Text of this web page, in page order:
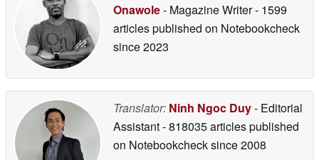
Onawole- Magazine Writer- 1599
articles published on Notebookcheck
since 2023
Translator: Ninh Ngoc Duy- Editorial
Assistant- 818035 articles published
on Notebookchecksince 2008